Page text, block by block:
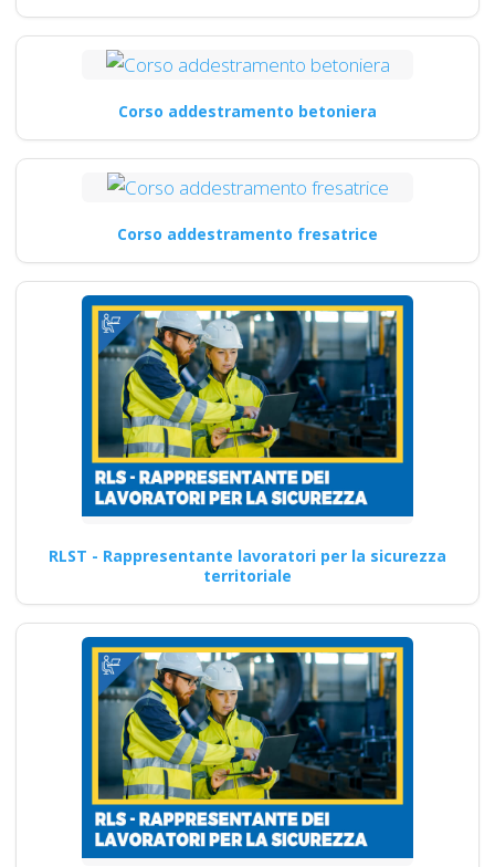
Corso addestramento betoniera
Corso addestramento fresatrice
RLST - Rappresentante lavoratori per la sicurezza
territoriale